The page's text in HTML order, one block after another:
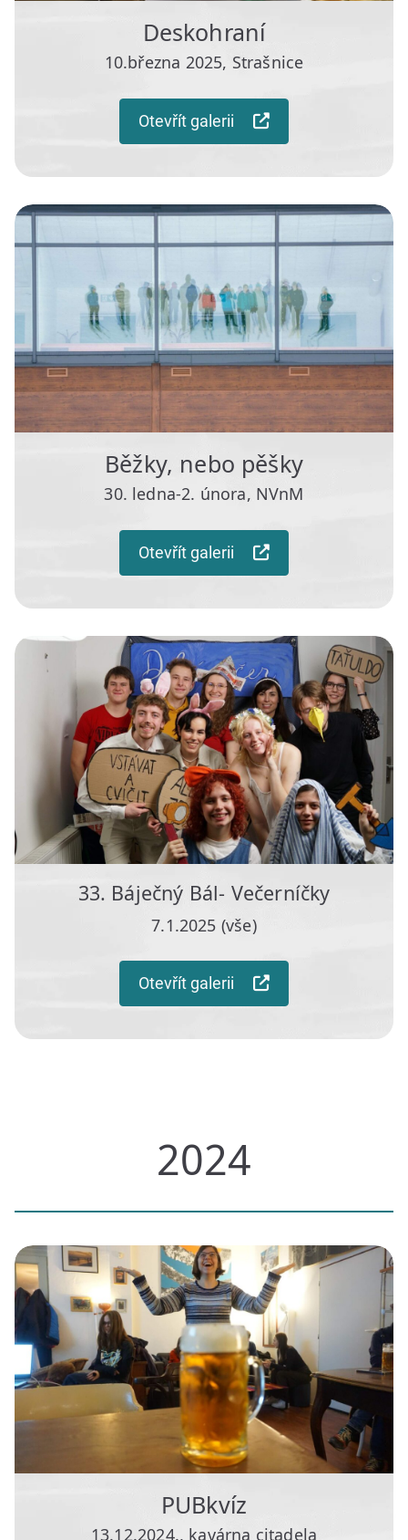
Deskohraní
10.března 2025, Strašnice
Otevřít galerii
Běžky, nebo pěšky
30. ledna-2. února, NVnM
Otevřít galerii
33. Báječný Bál- Večerníčky
7.1.2025 (vše)
Otevřít galerii
2024
PUBkvíz
13.12.2024., kavárna citadela